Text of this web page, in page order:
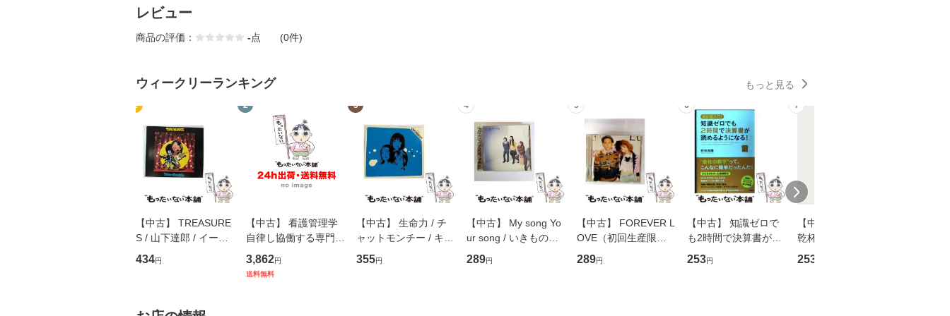
レビュー
商品の評価： -点 (0件)
ウィークリーランキング もっと見る
1
【中古】 TREASURE
S / 山下達郎 / イース
トウエスト・ジャパン
[CD]【メール便送料無
434円
2
【中古】 看護管理学
自律し協働する専門職
の看護マネジメントス
キル 改訂第3版 (看護
3,862円
送料無料
3
【中古】 生命力 / チ
ャットモンチー / キュ
ーンレコード [CD]
【メール便送料無料】
355円
4
【中古】 My song Yo
ur song / いきものが
かり / [CD]【メール便
送料無料】
289円
5
【中古】 FOREVER L
OVE（初回生産限定
盤） / 清水翔太×加藤
ミリヤ / [CD]【メール
289円
6
【中古】 知識ゼロで
も2時間で決算書が読
めるようになる！ 会
計超入門！ / 佐伯 良
253円
7
【中古】 ウインクで
乾杯 (ノン・ポシェッ
ト) / 東野圭吾 / 祥伝
253